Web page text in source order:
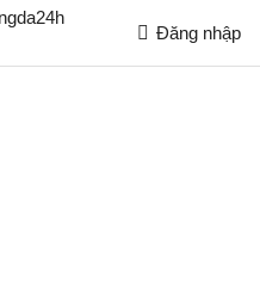
Đăng nhập